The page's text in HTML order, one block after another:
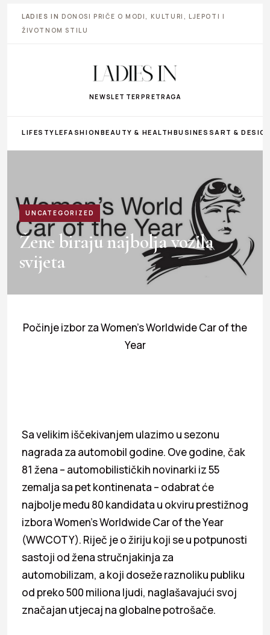
LADIES IN DONOSI PRIČE O MODI, KULTURI, LJEPOTI I
ŽIVOTNOM STILU
NEWSLETTER PRETRAGA
LIFESTYLEFASHIONBEAUTY & HEALTHBUSINESS ART &
UNCATEGORIZED
Žene biraju najbolja vozila
svijeta
Počinje izbor za Women’s Worldwide Car of the
Year
Sa velikim iščekivanjem ulazimo u sezonu
nagrada za automobil godine. Ove godine, čak
81 žena – automobilističkih novinarki iz 55
zemalja sa pet kontinenata – odabrat će
najbolje među 80 kandidata u okviru prestižnog
izbora Women’s Worldwide Car of the Year
(WWCOTY). Riječ je o žiriju koji se u potpunosti
sastoji od žena stručnjakinja za
automobilizam, a koji doseže raznoliku publiku
od preko 500 miliona ljudi, naglašavajući svoj
značajan utjecaj na globalne potrošače.